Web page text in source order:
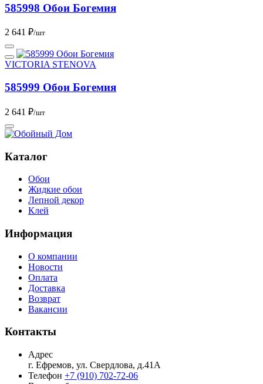
585998 Обои Богемия
2 641 ₽/шт
VICTORIA STENOVA
585999 Обои Богемия
2 641 ₽/шт
Каталог
Обои
Жидкие обои
Лепной декор
Клей
Информация
О компании
Новости
Оплата
Доставка
Возврат
Вакансии
Контакты
Адрес
г. Ефремов, ул. Свердлова, д.41А
Телефон +7 (910) 702-72-06